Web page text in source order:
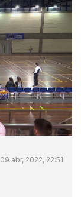
09 abr, 2022, 22:51